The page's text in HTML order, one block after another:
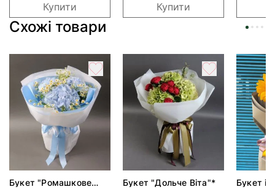
Купити Купити
Схожі товари
Букет "Ромашкове
Букет "Дольче Віта"* Букет